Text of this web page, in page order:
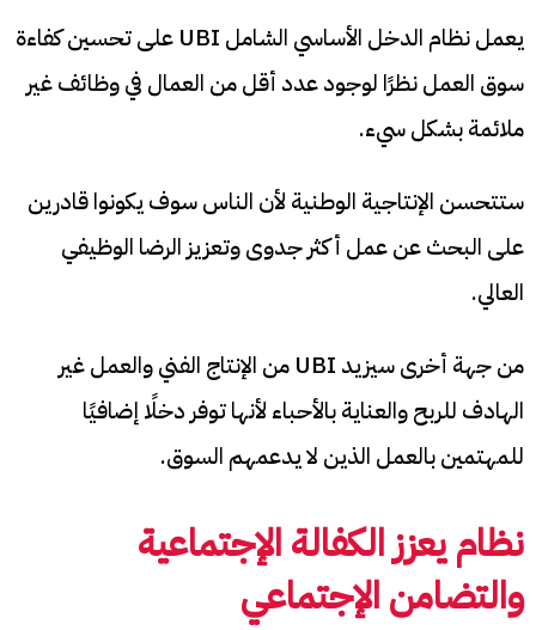
يعمل نظام الدخل الأساسي الشامل UBI على تحسين كفاءة
سوق العمل نظرًا لوجود عدد أقل من العمال في وظائف غير
ملائمة بشكل سيء.
ستتحسن الإنتاجية الوطنية لأن الناس سوف يكونوا قادرين
على البحث عن عمل أكثر جدوى وتعزيز الرضا الوظيفي
العالي.
من جهة أخرى سيزيد UBI من الإنتاج الفني والعمل غير
الهادف للربح والعناية بالأحباء لأنها توفر دخلًا إضافيًا
للمهتمين بالعمل الذين لا يدعمهم السوق.
نظام يعزز الكفالة الإجتماعية
والتضامن الإجتماعي